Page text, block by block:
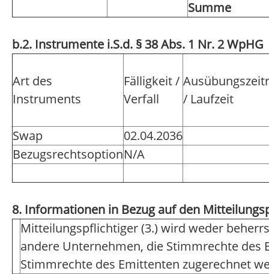
Summe
b.2. Instrumente i.S.d. § 38 Abs. 1 Nr. 2 WpHG
Art des
Instruments
Fälligkeit /
Verfall
/ Laufzeit
Swap
02.04.2036
BezugsrechtsoptionN/A
8. Informationen in Bezug auf den
Mitteilungspflichtiger (3.) wird weder
andere Unternehmen, die Stimmrechte des
Stimmrechte des Emittenten zugerechnet